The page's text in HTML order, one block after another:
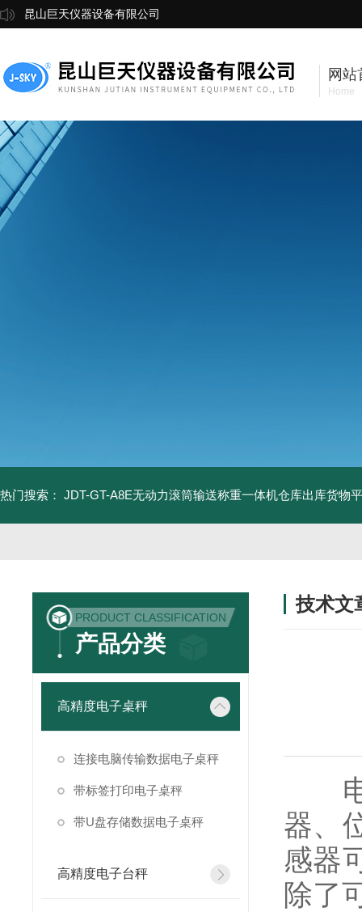
昆山巨天仪器设备有限公司
网站
Home
热门搜索： JDT-GT-A8E无动力滚筒输送称重一体机仓库出库货物
PRODUCT CLASSIFICATION
产品分类
高精度电子桌秤
连接电脑传输数据电子桌秤
带标签打印电子桌秤
带U盘存储数据电子桌秤
高精度电子台秤
技术文
电
器、
感器
除了